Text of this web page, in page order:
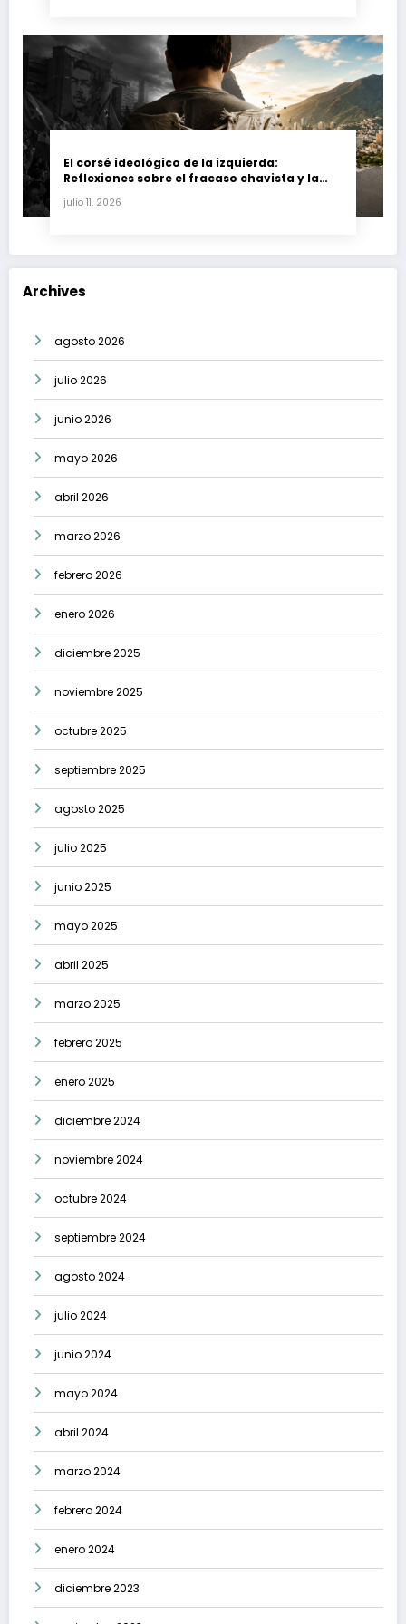
El corsé ideológico de la izquierda:
Reflexiones sobre el fracaso chavista y la
julio 11, 2026
Archives
agosto 2026
julio 2026
junio 2026
mayo 2026
abril 2026
marzo 2026
febrero 2026
enero 2026
diciembre 2025
noviembre 2025
octubre 2025
septiembre 2025
agosto 2025
julio 2025
junio 2025
mayo 2025
abril 2025
marzo 2025
febrero 2025
enero 2025
diciembre 2024
noviembre 2024
octubre 2024
septiembre 2024
agosto 2024
julio 2024
junio 2024
mayo 2024
abril 2024
marzo 2024
febrero 2024
enero 2024
diciembre 2023